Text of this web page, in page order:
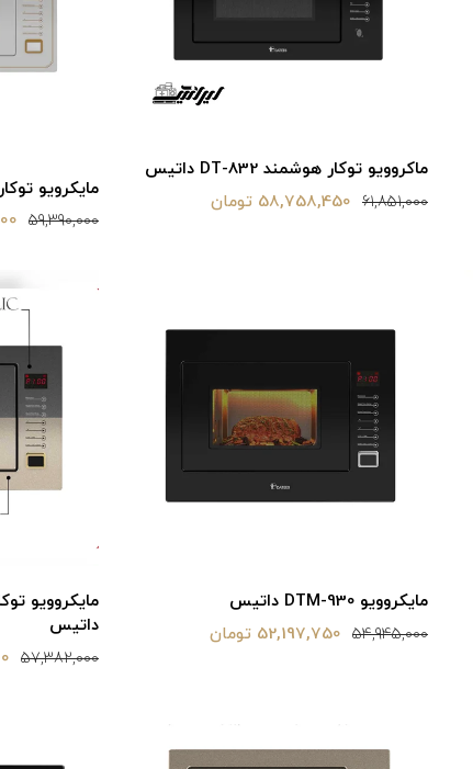
ماکروویو توکار هوشمند DT-832 داتیس
61,851,000 58,758,450 تومان
مایکرویو توکار DTM-928Ultra داتیس
59,390,000
مایکروویو DTM-930 داتیس
54,945,000 52,197,750 تومان
داتیس
57,382,000